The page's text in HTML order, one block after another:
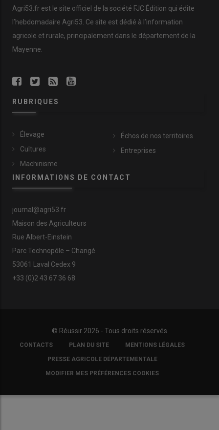
Agri53.fr est le site officiel de la société FJC Édition qui édite
l’hebdomadaire Agri53. Ce site est dédié à l’information
agricole et rurale, principalement dans le département de la
Mayenne.
RUBRIQUES
Élevage
Cultures
Machinisme
Échos de nos territoires
Entreprises
INFORMATIONS DE CONTACT
journal@agri53.fr
Maison des Agriculteurs
Rue Albert-Einstein
Parc Technopôle – Changé
53061 Laval Cedex 9
+33 (0)2 43 67 36 68
© Réussir 2026 - Tous droits réservés
FOOTER
COPYRIGHT
CONTACTS PLAN DU SITE MENTIONS LÉGALES
PRESSE AGRICOLE DÉPARTEMENTALE
MODIFIER MES PRÉFÉRENCES COOKIES